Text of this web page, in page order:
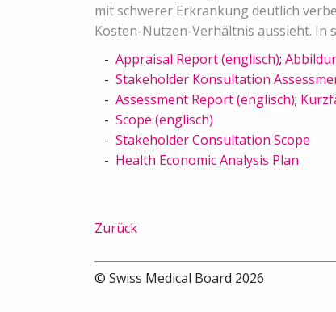
mit schwerer Erkrankung deutlich
Kosten-Nutzen-Verhältnis aussieht. In
Appraisal Report (englisch);
Stakeholder Konsultation
Assessment Report (englisch);
Scope (englisch)
Stakeholder Consultation Scope
Health Economic Analysis Plan
Zurück
© Swiss Medical Board 2026